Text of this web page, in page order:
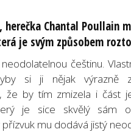
herečka Chantal Poullain
je svým způsobem
češtinu.
si ji nějak výrazně
že by tím zmizela i část
je sice skvělý sám
mu dodává jistý